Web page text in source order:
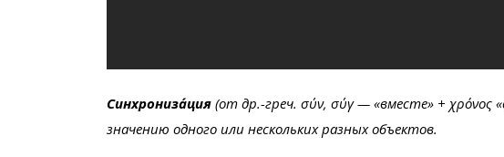
Синхрониза́ция (от др.-греч. σύν, σύγ — «вместе» + χρόνος
значению одного или нескольких разных объектов.